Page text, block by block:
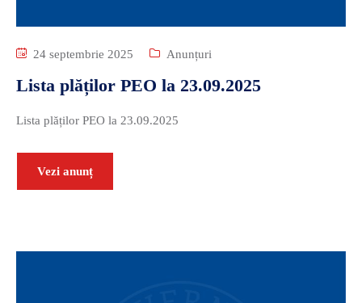
24 septembrie 2025 Anunțuri
Lista plăților PEO la 23.09.2025
Lista plăților PEO la 23.09.2025
Vezi anunț